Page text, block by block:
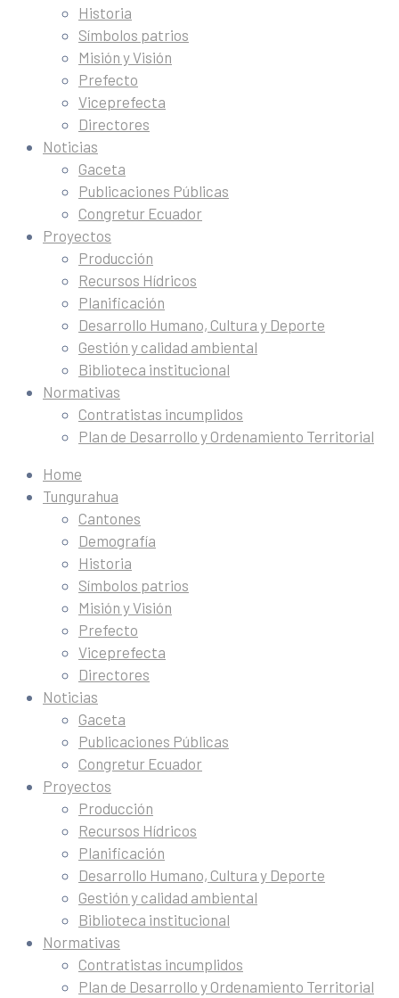
Historia
Símbolos patrios
Misión y Visión
Prefecto
Viceprefecta
Directores
Noticias
Gaceta
Publicaciones Públicas
Congretur Ecuador
Proyectos
Producción
Recursos Hídricos
Planificación
Desarrollo Humano, Cultura y Deporte
Gestión y calidad ambiental
Biblioteca institucional
Normativas
Contratistas incumplidos
Plan de Desarrollo y Ordenamiento Territorial
Home
Tungurahua
Cantones
Demografía
Historia
Símbolos patrios
Misión y Visión
Prefecto
Viceprefecta
Directores
Noticias
Gaceta
Publicaciones Públicas
Congretur Ecuador
Proyectos
Producción
Recursos Hídricos
Planificación
Desarrollo Humano, Cultura y Deporte
Gestión y calidad ambiental
Biblioteca institucional
Normativas
Contratistas incumplidos
Plan de Desarrollo y Ordenamiento Territorial